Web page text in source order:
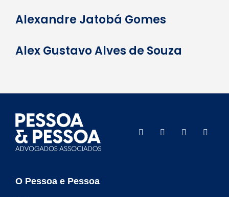
Alexandre Jatobá Gomes
Alex Gustavo Alves de Souza
O Pessoa e Pessoa